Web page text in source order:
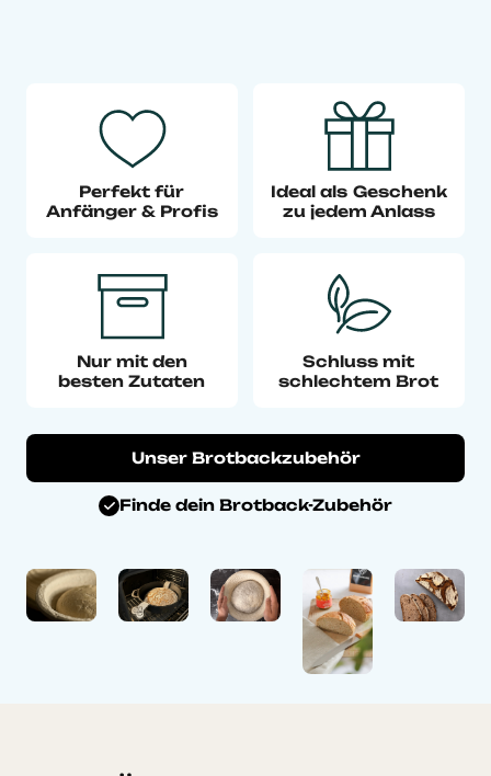
Perfekt für
Anfänger & Profis
Ideal als Geschenk
zu jedem Anlass
Nur mit den
besten Zutaten
Schluss mit
schlechtem Brot
Unser Brotbackzubehör
Finde dein Brotback-Zubehör